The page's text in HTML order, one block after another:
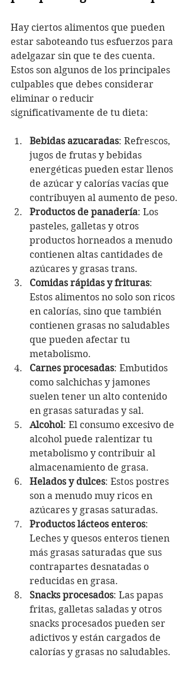
Hay ciertos alimentos que pueden
estar saboteando tus esfuerzos para
adelgazar sin que te des cuenta.
Estos son algunos de los principales
culpables que debes considerar
eliminar o reducir
significativamente de tu dieta:
Bebidas azucaradas: Refrescos,
jugos de frutas y bebidas
energéticas pueden estar llenos
de azúcar y calorías vacías que
contribuyen al aumento de peso.
Productos de panadería: Los
pasteles, galletas y otros
productos horneados a menudo
contienen altas cantidades de
azúcares y grasas trans.
Comidas rápidas y frituras:
Estos alimentos no solo son ricos
en calorías, sino que también
contienen grasas no saludables
que pueden afectar tu
metabolismo.
Carnes procesadas: Embutidos
como salchichas y jamones
suelen tener un alto contenido
en grasas saturadas y sal.
Alcohol: El consumo excesivo de
alcohol puede ralentizar tu
metabolismo y contribuir al
almacenamiento de grasa.
Helados y dulces: Estos postres
son a menudo muy ricos en
azúcares y grasas saturadas.
Productos lácteos enteros:
Leches y quesos enteros tienen
más grasas saturadas que sus
contrapartes desnatadas o
reducidas en grasa.
Snacks procesados: Las papas
fritas, galletas saladas y otros
snacks procesados pueden ser
adictivos y están cargados de
calorías y grasas no saludables.